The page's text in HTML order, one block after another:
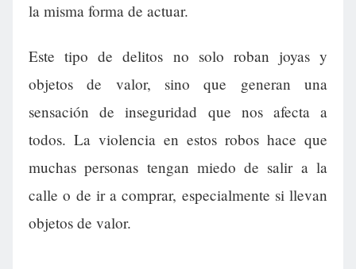
la misma forma de actuar.
Este tipo de delitos no solo roban joyas y
objetos de valor, sino que generan una
sensación de inseguridad que nos afecta a
todos. La violencia en estos robos hace que
muchas personas tengan miedo de salir a la
calle o de ir a comprar, especialmente si llevan
objetos de valor.